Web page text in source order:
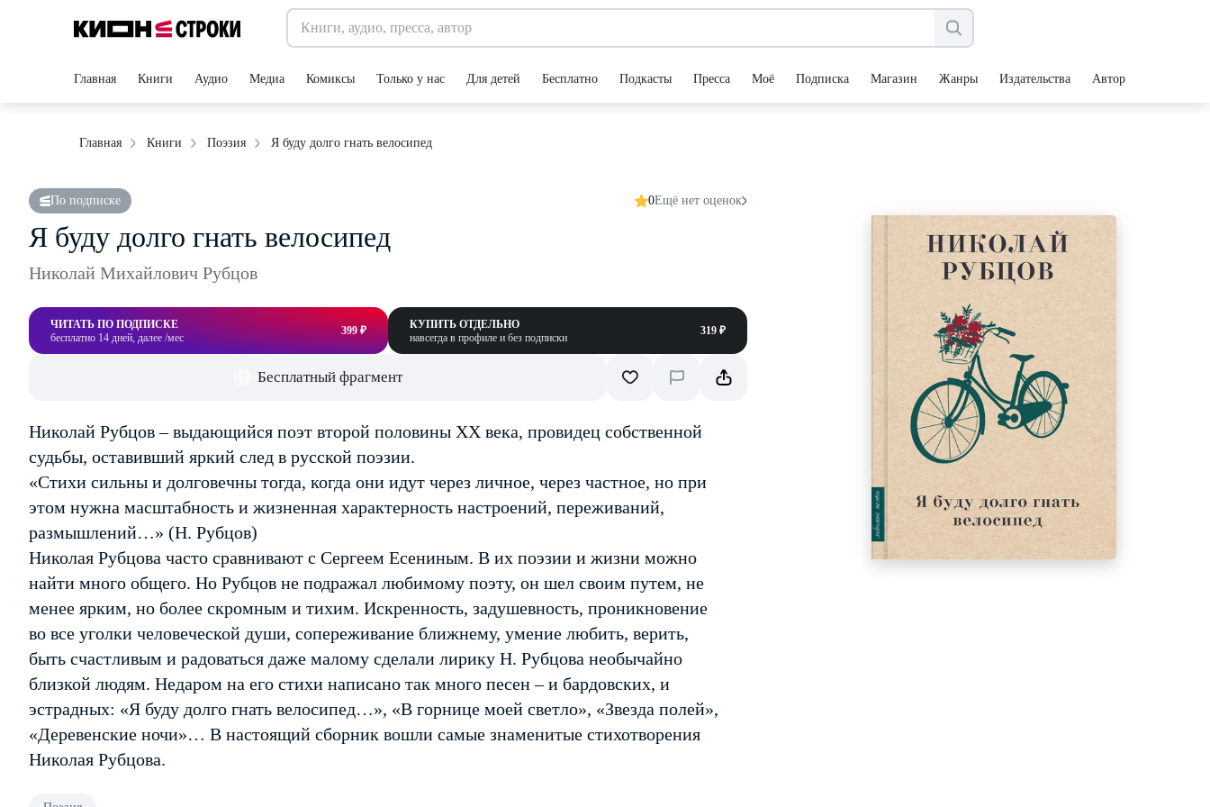
Главная Книги Аудио Медиа Комиксы Только у нас Для детей Бесплатно Подкасты Пресса Моё Подписка Магазин Жанры Издательства Авторы
Главная Книги Поэзия Я буду долго гнать велосипед
По подписке 0Ещё нет оценок
Я буду долго гнать велосипед
Николай Михайлович Рубцов
ЧИТАТЬ ПО ПОДПИСКЕ
бесплатно 14 дней, далее /мес
399 ₽
КУПИТЬ ОТДЕЛЬНО
навсегда в профиле и без подписки
319 ₽
Бесплатный фрагмент
Николай Рубцов – выдающийся поэт второй половины ХХ века, провидец собственной
судьбы, оставивший яркий след в русской поэзии.
«Стихи сильны и долговечны тогда, когда они идут через личное, через частное, но при
этом нужна масштабность и жизненная характерность настроений, переживаний,
размышлений…» (Н. Рубцов)
Николая Рубцова часто сравнивают с Сергеем Есениным. В их поэзии и жизни можно
найти много общего. Но Рубцов не подражал любимому поэту, он шел своим путем, не
менее ярким, но более скромным и тихим. Искренность, задушевность, проникновение
во все уголки человеческой души, сопереживание ближнему, умение любить, верить,
быть счастливым и радоваться даже малому сделали лирику Н. Рубцова необычайно
близкой людям. Недаром на его стихи написано так много песен – и бардовских, и
эстрадных: «Я буду долго гнать велосипед…», «В горнице моей светло», «Звезда полей»,
«Деревенские ночи»… В настоящий сборник вошли самые знаменитые стихотворения
Николая Рубцова.